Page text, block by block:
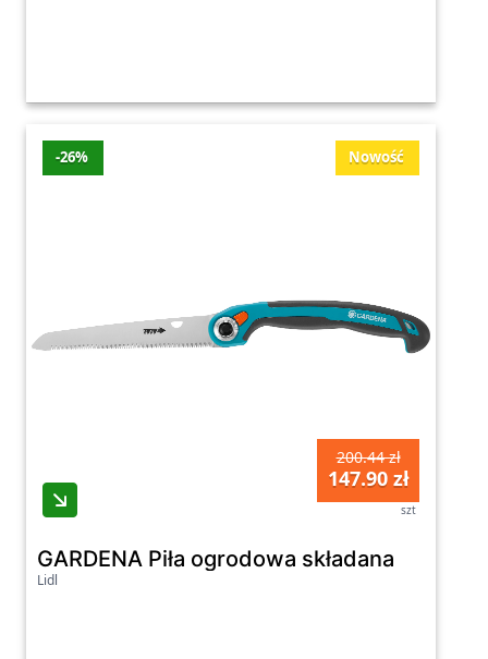
Nowość
-26%
200.44 zł
147.90 zł
szt
GARDENA Piła ogrodowa składana
Lidl